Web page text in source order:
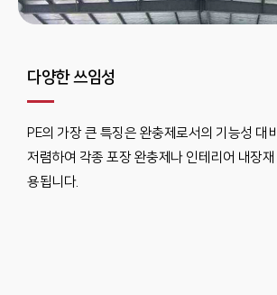
다양한 쓰임성
PE의 가장 큰 특징은 완충제로서의 기능성 대
저렴하여 각종 포장 완충제나 인테리어 내장
용됩니다.